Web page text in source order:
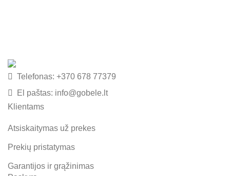
Telefonas: +370 678 77379
El paštas: info@gobele.lt
Klientams
Atsiskaitymas už prekes
Prekių pristatymas
Garantijos ir grąžinimas